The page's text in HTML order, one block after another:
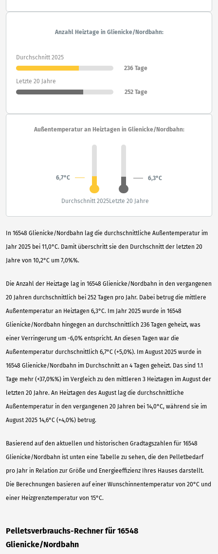
In 16548 Glienicke/Nordbahn lag die durchschnittliche Außentemperatur im
Jahr 2025 bei 11,0°C. Damit überschritt sie den Durchschnitt der letzten 20
Jahre von 10,2°C um 7,0%%.
Die Anzahl der Heiztage lag in 16548 Glienicke/Nordbahn in den vergangenen
20 Jahren durchschnittlich bei 252 Tagen pro Jahr. Dabei betrug die mittlere
Außentemperatur an Heiztagen 6,3°C. Im Jahr 2025 wurde in 16548
Glienicke/Nordbahn hingegen an durchschnittlich 236 Tagen geheizt, was
einer Verringerung um -6,0% entspricht. An diesen Tagen war die
Außentemperatur durchschnittlich 6,7°C (+5,0%). Im August 2025 wurde in
16548 Glienicke/Nordbahn im Durchschnitt an 4 Tagen geheizt. Das sind 1.1
Tage mehr (+37,0%%) im Vergleich zu den mittleren 3 Heiztagen im August der
letzten 20 Jahre. An Heiztagen des August lag die durchschnittliche
Außentemperatur in den vergangenen 20 Jahren bei 14,0°C, während sie im
August 2025 14,6°C (+4,0%) betrug.
Basierend auf den aktuellen und historischen Gradtagszahlen für 16548
Glienicke/Nordbahn ist unten eine Tabelle zu sehen, die den Pelletbedarf
pro Jahr in Relation zur Größe und Energieeffizienz Ihres Hauses darstellt.
Die Berechnungen basieren auf einer Wunschinnentemperatur von 20°C und
einer Heizgrenztemperatur von 15°C.
Anzahl Heiztage in Glienicke/Nordbahn:
Durchschnitt 2025
236 Tage
Letzte 20 Jahre
252 Tage
Außentemperatur an Heiztagen in Glienicke/Nordbahn:
6,7°C 6,3°C
Durchschnitt 2025Letzte 20 Jahre
Pelletsverbrauchs-Rechner für 16548
Glienicke/Nordbahn